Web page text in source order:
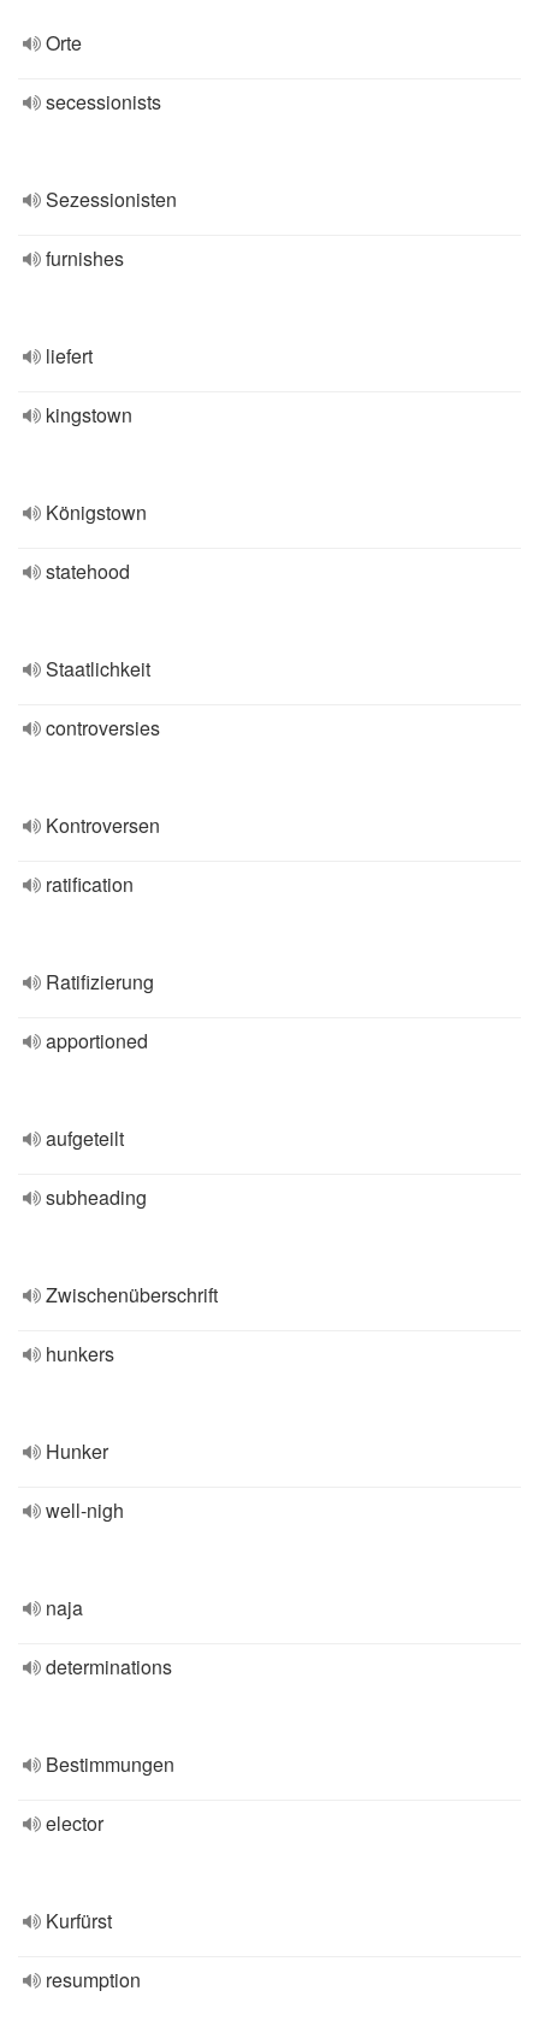
Orte
secessionists
Sezessionisten
furnishes
liefert
kingstown
Königstown
statehood
Staatlichkeit
controversies
Kontroversen
ratification
Ratifizierung
apportioned
aufgeteilt
subheading
Zwischenüberschrift
hunkers
Hunker
well-nigh
naja
determinations
Bestimmungen
elector
Kurfürst
resumption